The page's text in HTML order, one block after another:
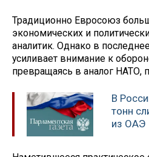
Традиционно Евросоюз
экономических и
аналитик. Однако в
усиливает внимание к
превращаясь в аналог НАТО,
В
тонн
из ОАЭ